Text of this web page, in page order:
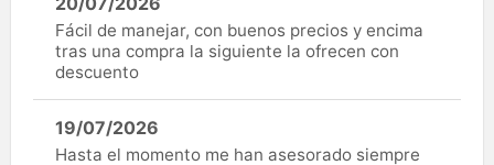
Fácil de manejar, con buenos precios y encima
tras una compra la siguiente la ofrecen con
descuento
19/07/2026
Hasta el momento me han asesorado siempre